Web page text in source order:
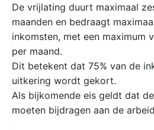
De vrijlating duurt maximaal
maanden en bedraagt
inkomsten, met een maximum
per maand.
Dit betekent dat 75% van de
uitkering wordt gekort.
Als bijkomende eis geldt dat
moeten bijdragen aan de